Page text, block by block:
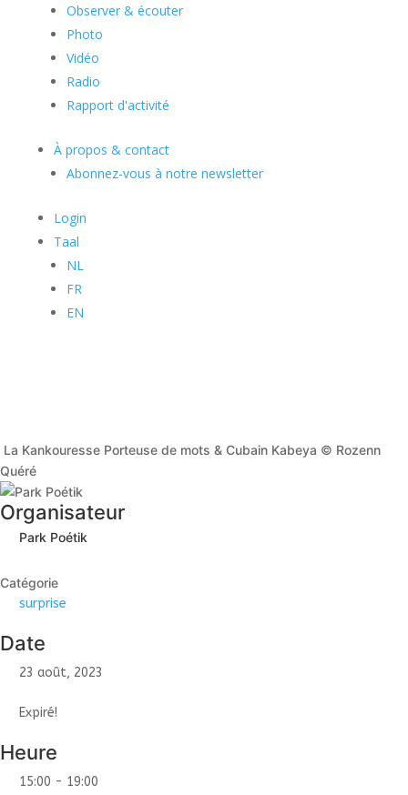
Observer & écouter
Photo
Vidéo
Radio
Rapport d'activité
À propos & contact
Abonnez-vous à notre newsletter
Login
Taal
NL
FR
EN
La Kankouresse Porteuse de mots & Cubain Kabeya © Rozenn
Quéré
Organisateur
Park Poétik
Catégorie
surprise
Date
23 août, 2023
Expiré!
Heure
15:00 - 19:00